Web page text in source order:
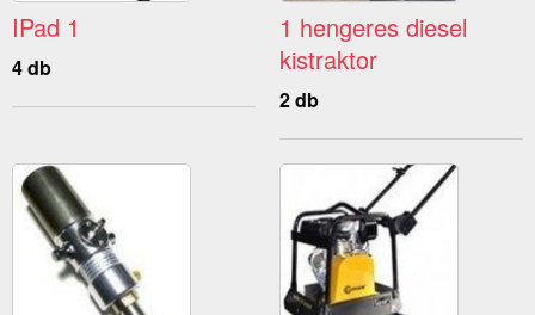
IPad 1
4 db
1 hengeres diesel
kistraktor
2 db